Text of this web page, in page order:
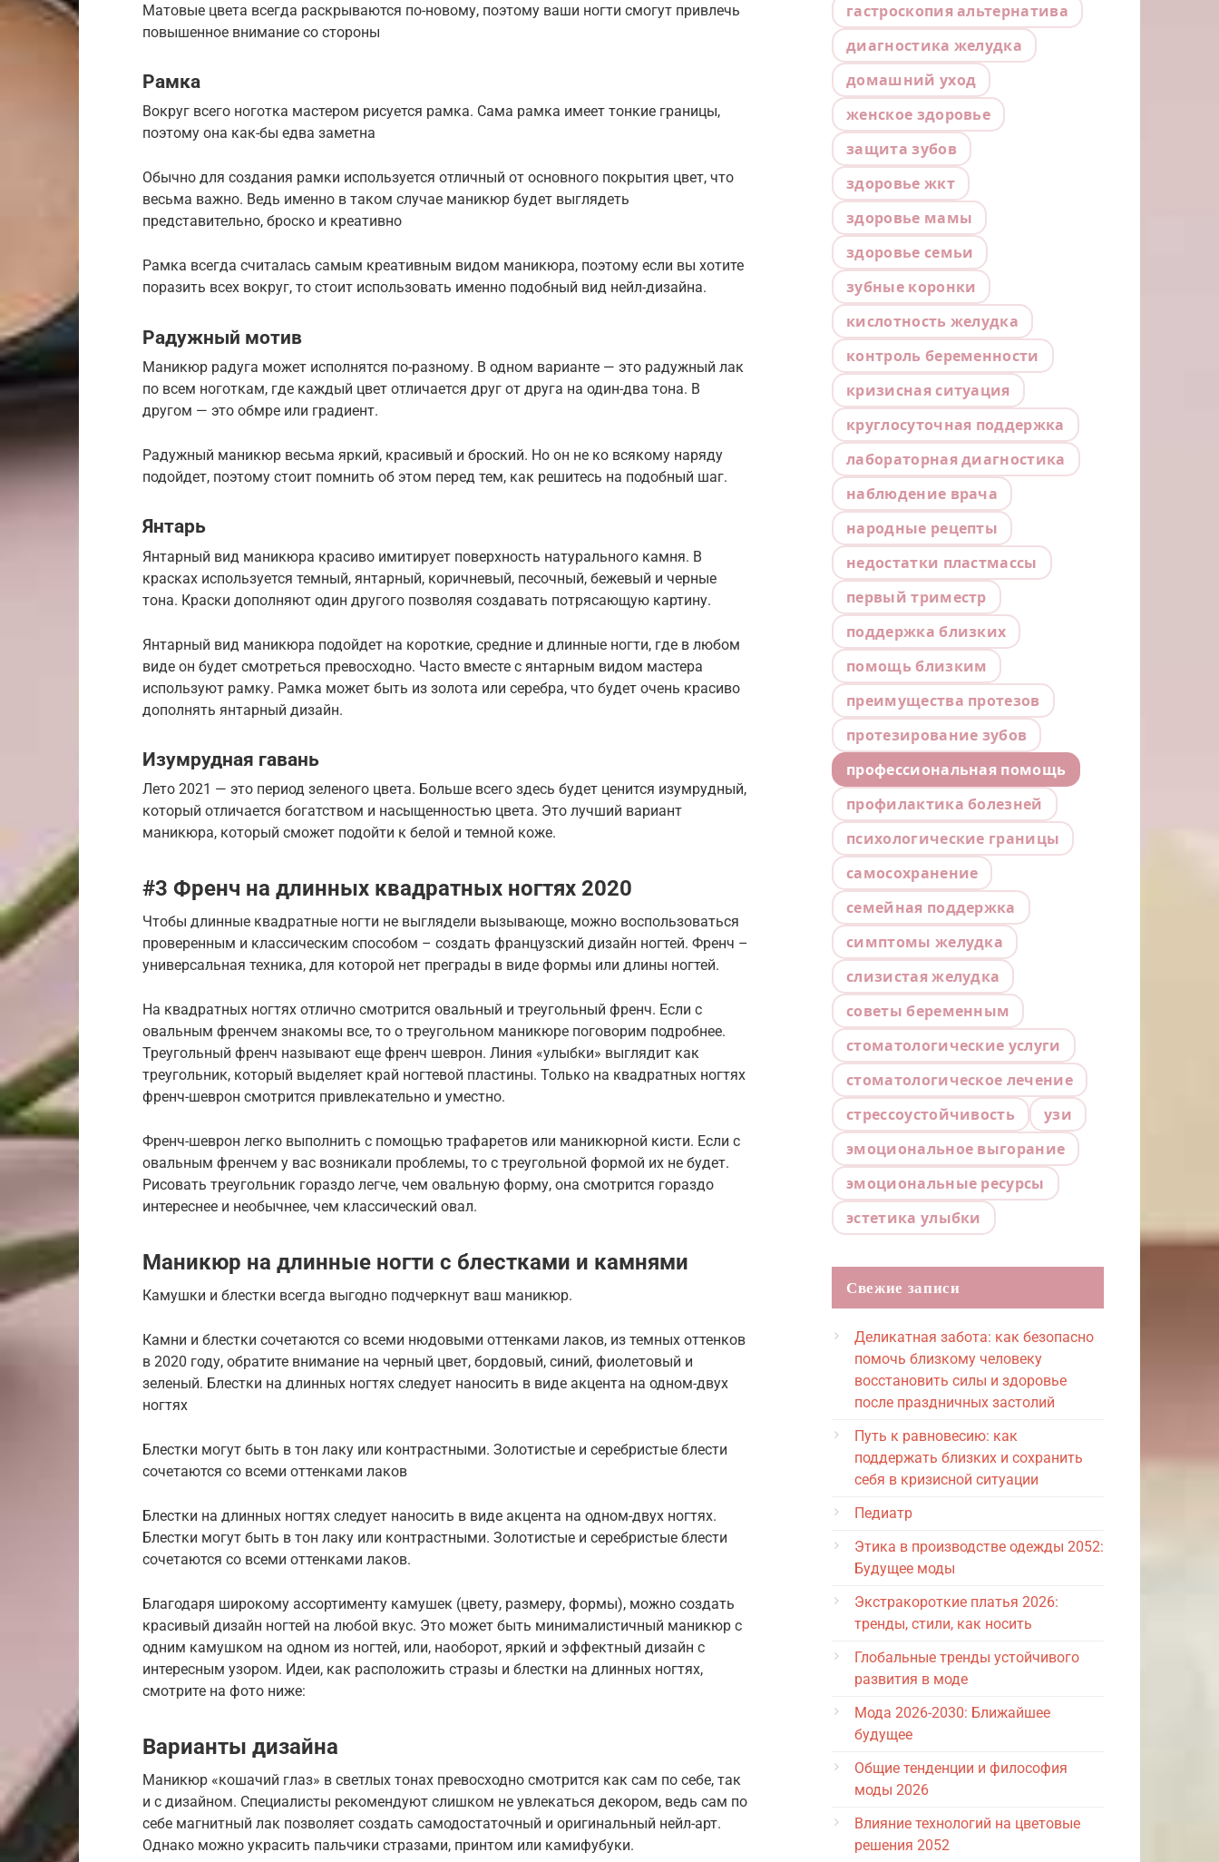
Матовые цвета всегда раскрываются по-новому, поэтому ваши ногти смогут привлечь
повышенное внимание со стороны
Рамка
Вокруг всего ноготка мастером рисуется рамка. Сама рамка имеет тонкие границы,
поэтому она как-бы едва заметна
Обычно для создания рамки используется отличный от основного покрытия цвет, что
весьма важно. Ведь именно в таком случае маникюр будет выглядеть
представительно, броско и креативно
Рамка всегда считалась самым креативным видом маникюра, поэтому если вы хотите
поразить всех вокруг, то стоит использовать именно подобный вид нейл-дизайна.
Радужный мотив
Маникюр радуга может исполнятся по-разному. В одном варианте — это радужный лак
по всем ноготкам, где каждый цвет отличается друг от друга на один-два тона. В
другом — это обмре или градиент.
Радужный маникюр весьма яркий, красивый и броский. Но он не ко всякому наряду
подойдет, поэтому стоит помнить об этом перед тем, как решитесь на подобный шаг.
Янтарь
Янтарный вид маникюра красиво имитирует поверхность натурального камня. В
красках используется темный, янтарный, коричневый, песочный, бежевый и черные
тона. Краски дополняют один другого позволяя создавать потрясающую картину.
Янтарный вид маникюра подойдет на короткие, средние и длинные ногти, где в любом
виде он будет смотреться превосходно. Часто вместе с янтарным видом мастера
используют рамку. Рамка может быть из золота или серебра, что будет очень красиво
дополнять янтарный дизайн.
Изумрудная гавань
Лето 2021 — это период зеленого цвета. Больше всего здесь будет ценится изумрудный,
который отличается богатством и насыщенностью цвета. Это лучший вариант
маникюра, который сможет подойти к белой и темной коже.
#3 Френч на длинных квадратных ногтях 2020
Чтобы длинные квадратные ногти не выглядели вызывающе, можно воспользоваться
проверенным и классическим способом – создать французский дизайн ногтей. Френч –
универсальная техника, для которой нет преграды в виде формы или длины ногтей.
На квадратных ногтях отлично смотрится овальный и треугольный френч. Если с
овальным френчем знакомы все, то о треугольном маникюре поговорим подробнее.
Треугольный френч называют еще френч шеврон. Линия «улыбки» выглядит как
треугольник, который выделяет край ногтевой пластины. Только на квадратных ногтях
френч-шеврон смотрится привлекательно и уместно.
Френч-шеврон легко выполнить с помощью трафаретов или маникюрной кисти. Если с
овальным френчем у вас возникали проблемы, то с треугольной формой их не будет.
Рисовать треугольник гораздо легче, чем овальную форму, она смотрится гораздо
интереснее и необычнее, чем классический овал.
Маникюр на длинные ногти с блестками и камнями
Камушки и блестки всегда выгодно подчеркнут ваш маникюр.
Камни и блестки сочетаются со всеми нюдовыми оттенками лаков, из темных оттенков
в 2020 году, обратите внимание на черный цвет, бордовый, синий, фиолетовый и
зеленый. Блестки на длинных ногтях следует наносить в виде акцента на одном-двух
ногтях
Блестки могут быть в тон лаку или контрастными. Золотистые и серебристые блести
сочетаются со всеми оттенками лаков
Блестки на длинных ногтях следует наносить в виде акцента на одном-двух ногтях.
Блестки могут быть в тон лаку или контрастными. Золотистые и серебристые блести
сочетаются со всеми оттенками лаков.
Благодаря широкому ассортименту камушек (цвету, размеру, формы), можно создать
красивый дизайн ногтей на любой вкус. Это может быть минималистичный маникюр с
одним камушком на одном из ногтей, или, наоборот, яркий и эффектный дизайн с
интересным узором. Идеи, как расположить стразы и блестки на длинных ногтях,
смотрите на фото ниже:
Варианты дизайна
Маникюр «кошачий глаз» в светлых тонах превосходно смотрится как сам по себе, так
и с дизайном. Специалисты рекомендуют слишком не увлекаться декором, ведь сам по
себе магнитный лак позволяет создать самодостаточный и оригинальный нейл-арт.
Однако можно украсить пальчики стразами, принтом или камифубуки.
гастроскопия альтернатива
диагностика желудка
домашний уход
женское здоровье
защита зубов
здоровье жкт
здоровье мамы
здоровье семьи
зубные коронки
кислотность желудка
контроль беременности
кризисная ситуация
круглосуточная поддержка
лабораторная диагностика
наблюдение врача
народные рецепты
недостатки пластмассы
первый триместр
поддержка близких
помощь близким
преимущества протезов
протезирование зубов
профессиональная помощь
профилактика болезней
психологические границы
самосохранение
семейная поддержка
симптомы желудка
слизистая желудка
советы беременным
стоматологические услуги
стоматологическое лечение
стрессоустойчивость
узи
эмоциональное выгорание
эмоциональные ресурсы
эстетика улыбки
Свежие записи
Деликатная забота: как безопасно
помочь близкому человеку
восстановить силы и здоровье
после праздничных застолий
Путь к равновесию: как
поддержать близких и сохранить
себя в кризисной ситуации
Педиатр
Этика в производстве одежды 2052:
Будущее моды
Экстракороткие платья 2026:
тренды, стили, как носить
Глобальные тренды устойчивого
развития в моде
Мода 2026-2030: Ближайшее
будущее
Общие тенденции и философия
моды 2026
Влияние технологий на цветовые
решения 2052